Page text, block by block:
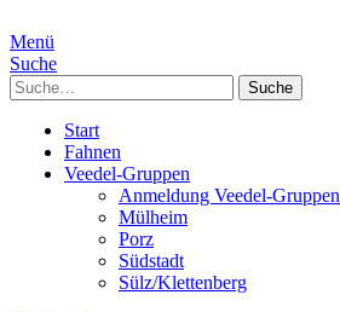
Menü
Suche
Suche
Start
Fahnen
Veedel-Gruppen
Anmeldung Veedel-Gruppen
Mülheim
Porz
Südstadt
Sülz/Klettenberg